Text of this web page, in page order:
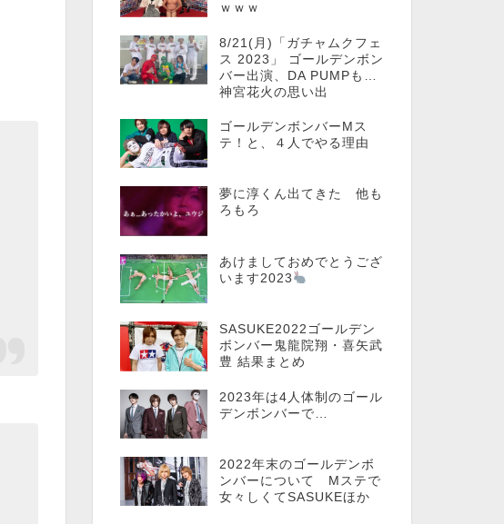
ｗｗｗ
8/21(月)「ガチャムクフェ
ス 2023」 ゴールデンボン
バー出演、DA PUMPも…
神宮花火の思い出
ゴールデンボンバーMス
テ！と、４人でやる理由
夢に淳くん出てきた 他も
ろもろ
あけましておめでとうござ
います2023
SASUKE2022ゴールデン
ボンバー鬼龍院翔・喜矢武
豊 結果まとめ
2023年は4人体制のゴール
デンボンバーで…
2022年末のゴールデンボ
ンバーについて Mステで
女々しくてSASUKEほか